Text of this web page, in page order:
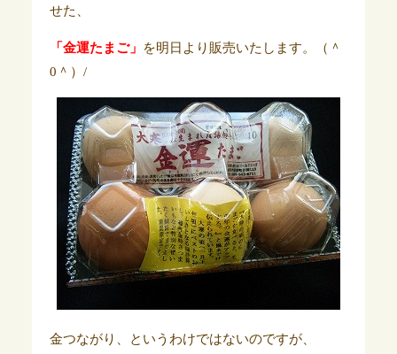
せた、
「金運たまご」
を明日より販売いたします。（＾
0＾）/
金つながり、というわけではないのですが、